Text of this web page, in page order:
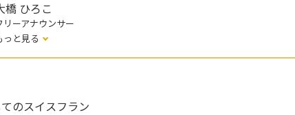
橋 ひろこ
リーアナウンサー
っと見る
のスイスフラン